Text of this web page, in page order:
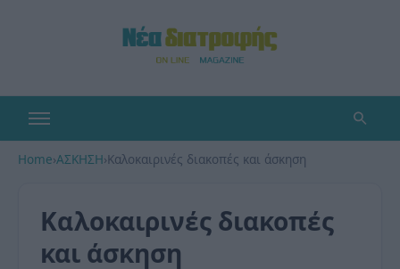
Home›ΑΣΚΗΣΗ›Καλοκαιρινές διακοπές και άσκηση
Καλοκαιρινές διακοπές
και άσκηση